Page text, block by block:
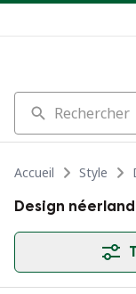
Rechercher
Accueil Style
Design